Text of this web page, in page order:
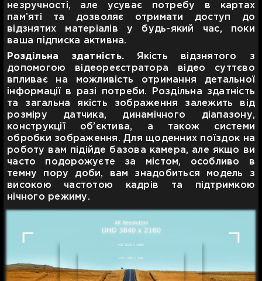
незручності, але усуває потребу в картах
пам’яті та дозволяє отримати доступ до
відзнятих матеріалів у будь-який час, поки
ваша підписка активна.
Роздільна здатність. Якість відзнятого з
допомогою відеореєстратора відео суттєво
впливає на можливість отримання детальної
інформації в разі потреби. Роздільна здатність
та загальна якість зображення залежить від
розміру датчика, динамічного діапазону,
конструкції об’єктива, а також системи
обробки зображення. Для щоденних поїздок на
роботу вам підійде базова камера, але якщо ви
часто подорожуєте за містом, особливо в
темну пору доби, вам знадобиться модель з
високою частотою кадрів та підтримкою
нічного режиму.